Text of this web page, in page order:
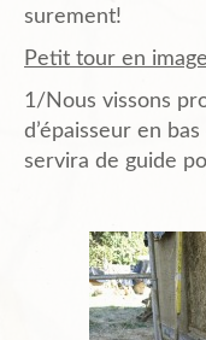
surement!
Petit tour en
1/Nous vissons
d’épaisseur en
servira de guide